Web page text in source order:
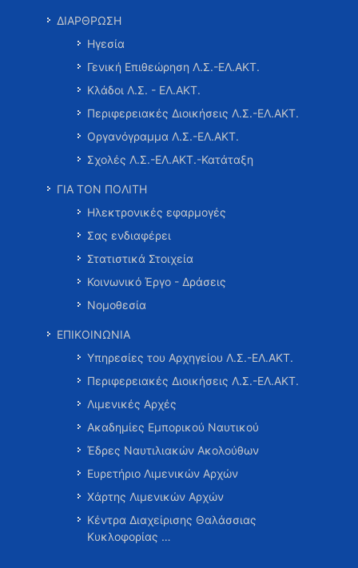
ΔΙΑΡΘΡΩΣΗ
Ηγεσία
Γενική Επιθεώρηση Λ.Σ.-ΕΛ.ΑΚΤ.
Κλάδοι Λ.Σ. - ΕΛ.ΑΚΤ.
Περιφερειακές Διοικήσεις Λ.Σ.-ΕΛ.ΑΚΤ.
Οργανόγραμμα Λ.Σ.-ΕΛ.ΑΚΤ.
Σχολές Λ.Σ.-ΕΛ.ΑΚΤ.-Κατάταξη
ΓΙΑ ΤΟΝ ΠΟΛΙΤΗ
Ηλεκτρονικές εφαρμογές
Σας ενδιαφέρει
Στατιστικά Στοιχεία
Κοινωνικό Έργο - Δράσεις
Νομοθεσία
ΕΠΙΚΟΙΝΩΝΙΑ
Υπηρεσίες του Αρχηγείου Λ.Σ.-ΕΛ.ΑΚΤ.
Περιφερειακές Διοικήσεις Λ.Σ.-ΕΛ.ΑΚΤ.
Λιμενικές Αρχές
Ακαδημίες Εμπορικού Ναυτικού
Έδρες Ναυτιλιακών Ακολούθων
Ευρετήριο Λιμενικών Αρχών
Χάρτης Λιμενικών Αρχών
Κέντρα Διαχείρισης Θαλάσσιας
Κυκλοφορίας …